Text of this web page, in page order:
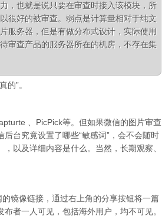
，也就是说只要在审查时接入该模块，所
很好的被审查。弱点是计算量相对于纯文
服务器，但是有做分布式设计，实际使用
审查产品的服务器所在的机房，不存在集
的”。
、PicPick等。但如果微信的图片审查
台究竟设置了哪些“敏感词”，会不会随时
以及详细内容是什么。当然，长期观察、
镜像链接，通过右上角的分享按钮将一篇
者一人可见，包括海外用户，均不可见。